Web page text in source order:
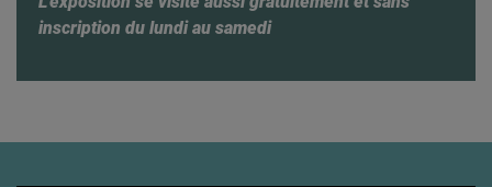
inscription du lundi au samedi